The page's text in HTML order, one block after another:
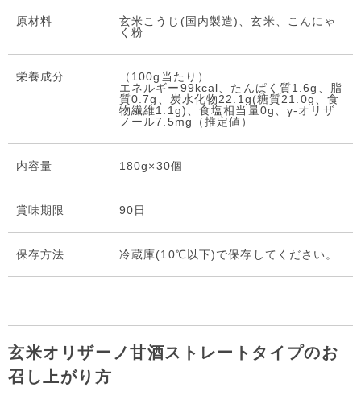
原材料
玄米こうじ(国内製造)、玄米、こんにゃ
く粉
栄養成分
（100g当たり）
エネルギー99kcal、たんぱく質1.6g、脂
質0.7g、炭水化物22.1g(糖質21.0g、食
物繊維1.1g)、食塩相当量0g、γ-オリザ
ノール7.5mg（推定値）
内容量 180g×30個
賞味期限 90日
保存⽅法 冷蔵庫(10℃以下)で保存してください。
玄米オリザーノ甘酒ストレートタイプのお
召し上がり方